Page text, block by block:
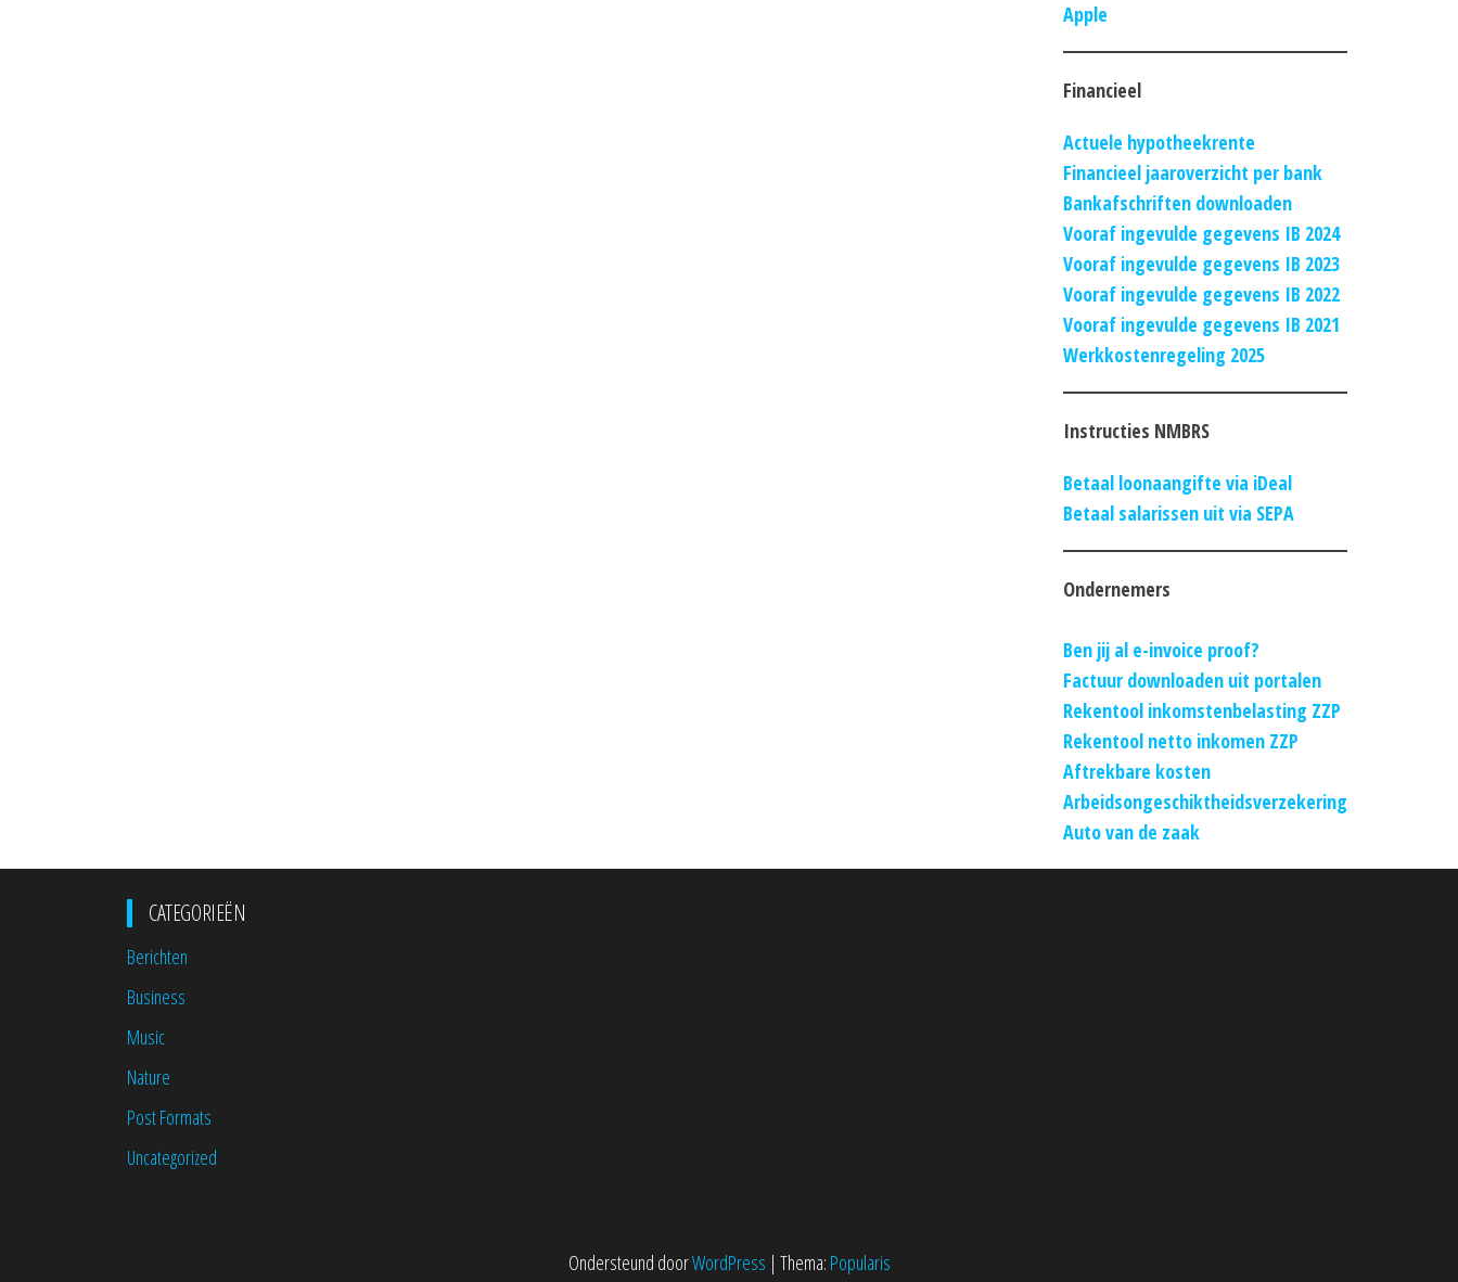
Apple
Financieel
Actuele hypotheekrente
Financieel jaaroverzicht per bank
Bankafschriften downloaden
Vooraf ingevulde gegevens IB 2024
Vooraf ingevulde gegevens IB 2023
Vooraf ingevulde gegevens IB 2022
Vooraf ingevulde gegevens IB 2021
Werkkostenregeling 2025
Instructies NMBRS
Betaal loonaangifte via iDeal
Betaal salarissen uit via SEPA
Ondernemers
Ben jij al e-invoice proof?
Factuur downloaden uit portalen
Rekentool inkomstenbelasting ZZP
Rekentool netto inkomen ZZP
Aftrekbare kosten
Arbeidsongeschiktheidsverzekering
Auto van de zaak
CATEGORIEËN
Berichten
Business
Music
Nature
Post Formats
Uncategorized
Ondersteund doorWordPress | Thema: Popularis